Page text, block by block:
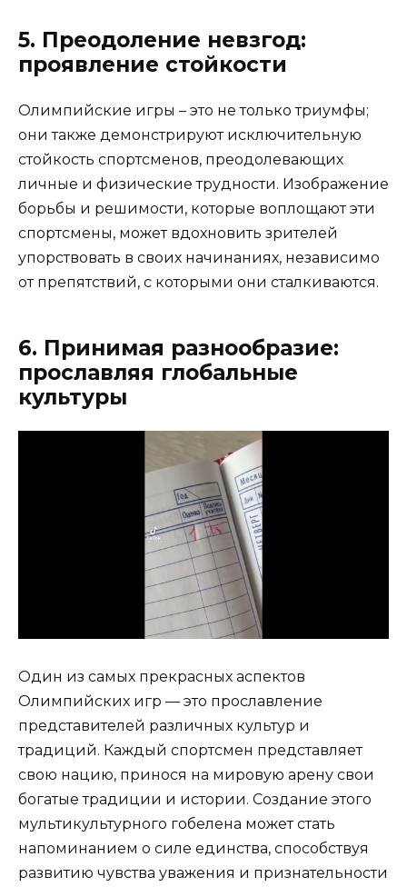
5. Преодоление невзгод:
проявление стойкости
Олимпийские игры – это не только триумфы;
они также демонстрируют исключительную
стойкость спортсменов, преодолевающих
личные и физические трудности. Изображение
борьбы и решимости, которые воплощают эти
спортсмены, может вдохновить зрителей
упорствовать в своих начинаниях, независимо
от препятствий, с которыми они сталкиваются.
6. Принимая разнообразие:
прославляя глобальные
культуры
Один из самых прекрасных аспектов
Олимпийских игр — это прославление
представителей различных культур и
традиций. Каждый спортсмен представляет
свою нацию, принося на мировую арену свои
богатые традиции и истории. Создание этого
мультикультурного гобелена может стать
напоминанием о силе единства, способствуя
развитию чувства уважения и признательности